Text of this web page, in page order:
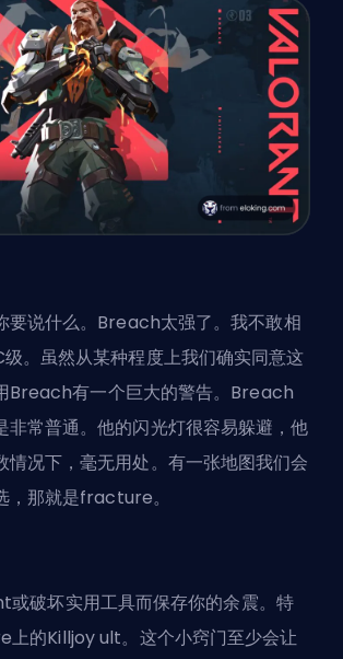
要说什么。Breach太强了。我不敢相
。虽然从某种程度上我们确实同意这
Breach有一个巨大的警告。Breach
非常普通。他的闪光灯很容易躲避，他
情况下，毫无用处。有一张地图我们会
，那就是fracture。
破坏实用工具而保存你的余震。特
的Killjoy ult。这个小窍门至少会让